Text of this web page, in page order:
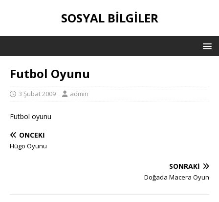
SOSYAL BILGILER
Futbol Oyunu
3 Şubat 2009 admin
Futbol oyunu
ÖNCEKI
Hügo Oyunu
SONRAKI
Doğada Macera Oyun